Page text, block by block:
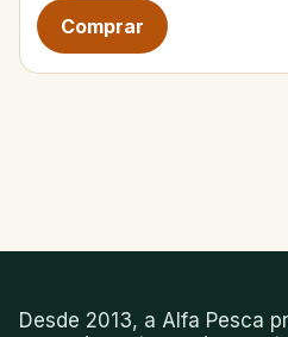
Desde 2013, a Alfa Pesca